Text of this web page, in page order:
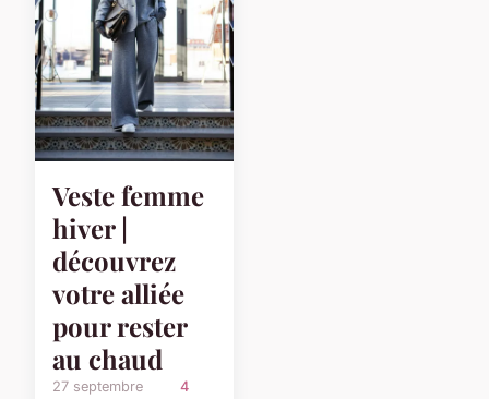
Veste femme
hiver |
découvrez
votre alliée
pour rester
au chaud
27 septembre
4